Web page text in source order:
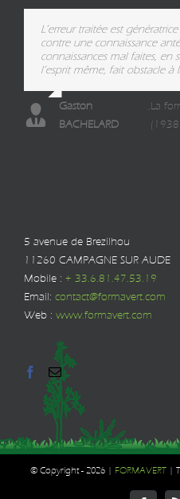
L’erreur traitée est
contre une connaissance
connaissances mal faites, en
l’esprit même, fait obstacle à
Gaston
BACHELARD
,La
5 avenue de Brezilhou
11260 CAMPAGNE SUR AUDE
Mobile : + 33.6.81.47.53.19
Email: contact@formavert.com
Web : www.formavert.com
© Copyright -2026 | FORMAVERT|